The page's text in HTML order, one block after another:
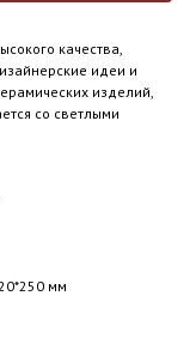
качества,
идеи и
изделий,
со светлыми
мм